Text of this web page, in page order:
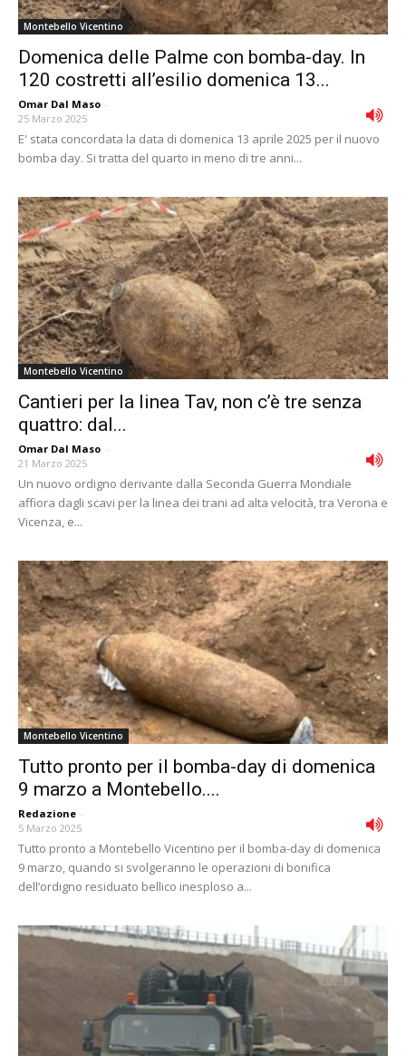
Montebello Vicentino
Domenica delle Palme con bomba-day. In
120 costretti all’esilio domenica 13...
Omar Dal Maso -
25 Marzo 2025
E' stata concordata la data di domenica 13 aprile 2025 per il nuovo
bomba day. Si tratta del quarto in meno di tre anni...
Montebello Vicentino
Cantieri per la linea Tav, non c’è tre senza
quattro: dal...
Omar Dal Maso -
21 Marzo 2025
Un nuovo ordigno derivante dalla Seconda Guerra Mondiale
affiora dagli scavi per la linea dei trani ad alta velocità, tra Verona e
Vicenza, e...
Montebello Vicentino
Tutto pronto per il bomba-day di domenica
9 marzo a Montebello....
Redazione -
5 Marzo 2025
Tutto pronto a Montebello Vicentino per il bomba-day di domenica
9 marzo, quando si svolgeranno le operazioni di bonifica
dell’ordigno residuato bellico inesploso a...